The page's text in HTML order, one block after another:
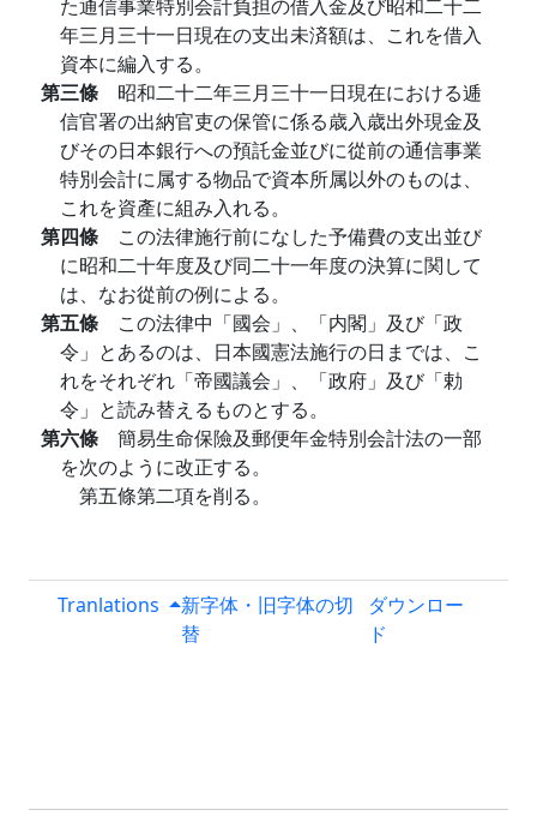
年三月三十一日現在の支出未済額は、これを借入
資本に編入する。
第三條 昭和二十二年三月三十一日現在における逓
信官署の出納官吏の保管に係る歳入歳出外現金及
びその日本銀行への預託金並びに從前の通信事業
特別会計に属する物品で資本所属以外のものは、
これを資產に組み入れる。
第四條 この法律施行前になした予備費の支出並び
に昭和二十年度及び同二十一年度の決算に関して
は、なお從前の例による。
第五條 この法律中「國会」、「内閣」及び「政
令」とあるのは、日本國憲法施行の日までは、こ
れをそれぞれ「帝國議会」、「政府」及び「勅
令」と読み替えるものとする。
第六條 簡易生命保險及郵便年金特別会計法の一部
を次のように改正する。
第五條第二項を削る。
Tranlations
新字体・旧字体の切
替
ダウンロー
ド